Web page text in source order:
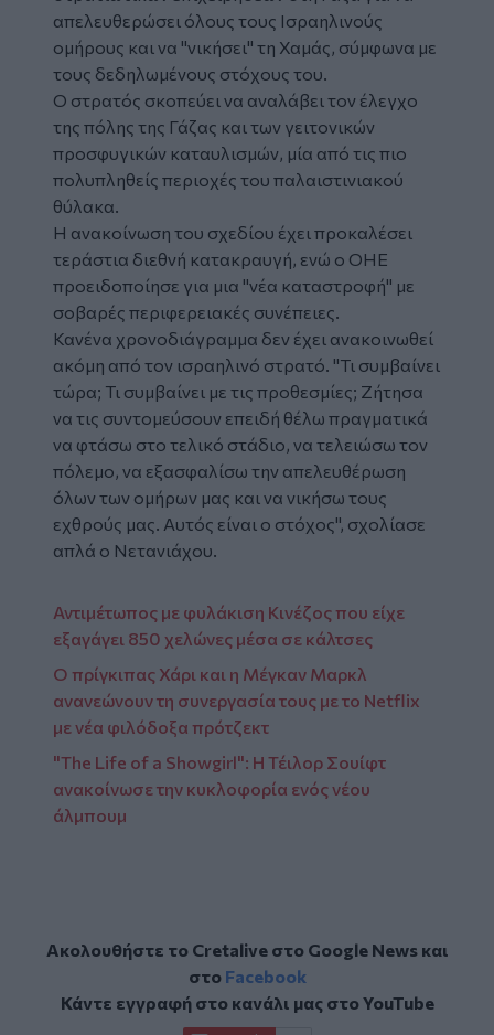
απελευθερώσει όλους τους Ισραηλινούς
ομήρους και να "νικήσει" τη Χαμάς, σύμφωνα με
τους δεδηλωμένους στόχους του.
Ο στρατός σκοπεύει να αναλάβει τον έλεγχο
της πόλης της Γάζας και των γειτονικών
προσφυγικών καταυλισμών, μία από τις πιο
πολυπληθείς περιοχές του παλαιστινιακού
θύλακα.
Η ανακοίνωση του σχεδίου έχει προκαλέσει
τεράστια διεθνή κατακραυγή, ενώ ο ΟΗΕ
προειδοποίησε για μια "νέα καταστροφή" με
σοβαρές περιφερειακές συνέπειες.
Κανένα χρονοδιάγραμμα δεν έχει ανακοινωθεί
ακόμη από τον ισραηλινό στρατό. "Τι συμβαίνει
τώρα; Τι συμβαίνει με τις προθεσμίες; Ζήτησα
να τις συντομεύσουν επειδή θέλω πραγματικά
να φτάσω στο τελικό στάδιο, να τελειώσω τον
πόλεμο, να εξασφαλίσω την απελευθέρωση
όλων των ομήρων μας και να νικήσω τους
εχθρούς μας. Αυτός είναι ο στόχος", σχολίασε
απλά ο Νετανιάχου.
Αντιμέτωπος με φυλάκιση Κινέζος που είχε
εξαγάγει 850 χελώνες μέσα σε κάλτσες
Ο πρίγκιπας Χάρι και η Μέγκαν Μαρκλ
ανανεώνουν τη συνεργασία τους με το Netflix
με νέα φιλόδοξα πρότζεκτ
"The Life of a Showgirl": Η Τέιλορ Σουίφτ
ανακοίνωσε την κυκλοφορία ενός νέου
άλμπουμ
Ακολουθήστε το Cretalive στο Google Newsκαι
στο Facebook
Κάντε εγγραφή στο κανάλι μας στοYouTube